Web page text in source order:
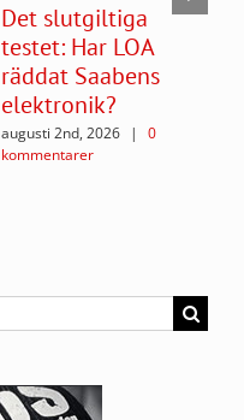
Det slutgiltiga
testet: Har LOA
räddat Saabens
elektronik?
augusti 2nd, 2026 |
0
kommentarer